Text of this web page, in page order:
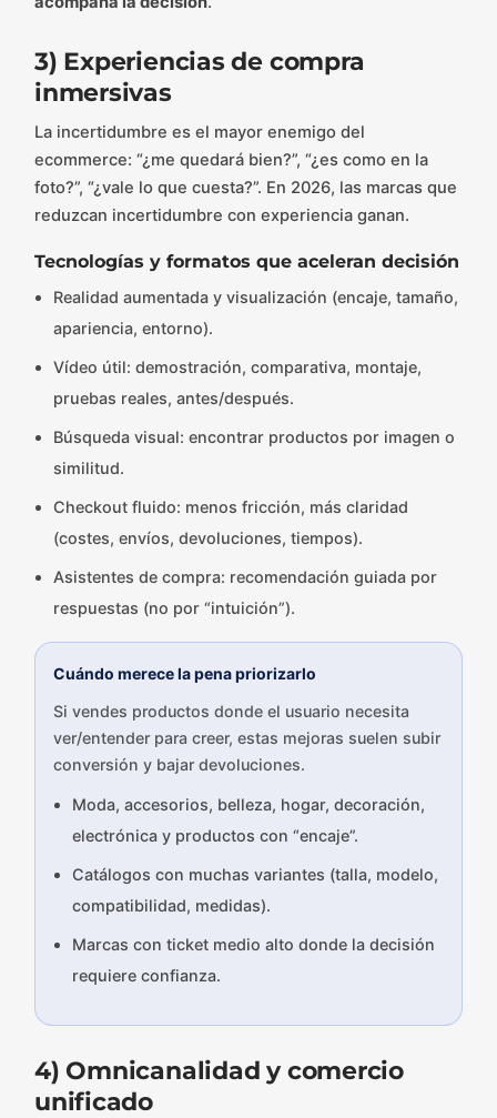
3) Experiencias de compra
inmersivas
La incertidumbre es el mayor enemigo del
ecommerce: “¿me quedará bien?”, “¿es como en la
foto?”, “¿vale lo que cuesta?”. En 2026, las marcas que
reduzcan incertidumbre con experiencia ganan.
Tecnologías y formatos que aceleran decisión
Realidad aumentada y visualización (encaje, tamaño,
apariencia, entorno).
Vídeo útil: demostración, comparativa, montaje,
pruebas reales, antes/después.
Búsqueda visual: encontrar productos por imagen o
similitud.
Checkout fluido: menos fricción, más claridad
(costes, envíos, devoluciones, tiempos).
Asistentes de compra: recomendación guiada por
respuestas (no por “intuición”).
Cuándo merece la pena priorizarlo
Si vendes productos donde el usuario necesita
ver/entender para creer, estas mejoras suelen subir
conversión y bajar devoluciones.
Moda, accesorios, belleza, hogar, decoración,
electrónica y productos con “encaje”.
Catálogos con muchas variantes (talla, modelo,
compatibilidad, medidas).
Marcas con ticket medio alto donde la decisión
requiere confianza.
4) Omnicanalidad y comercio
unificado